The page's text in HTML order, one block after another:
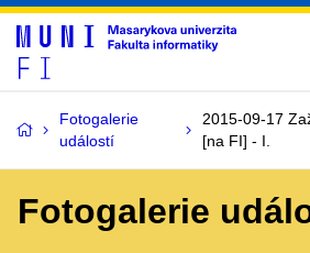
Fotogalerie
událostí
2015-09-17
[na FI] - I.
Fotogalerie